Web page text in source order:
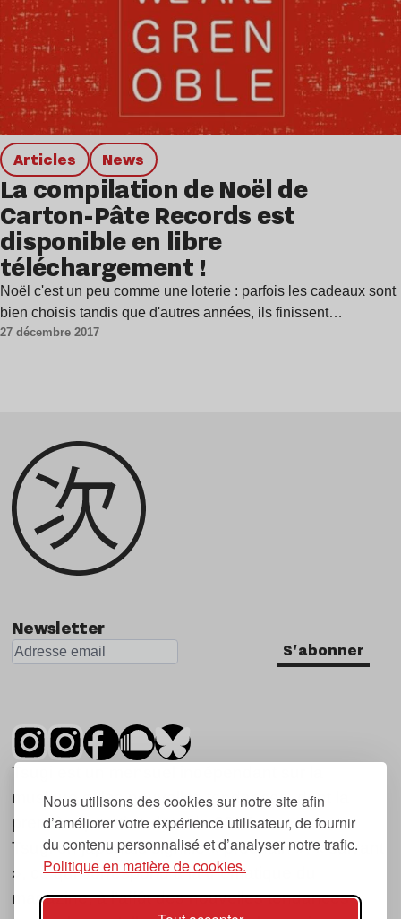
Nous utilisons des cookies sur notre site afin
d’améliorer votre expérience utilisateur, de fournir
du contenu personnalisé et d’analyser notre trafic.
Politique en matière de cookies.
Articles news
La compilation de Noël de
Carton-Pâte Records est
disponible en libre
téléchargement !
Noël c'est un peu comme une loterie : parfois les cadeaux sont
bien choisis tandis que d'autres années, ils finissent…
27 décembre 2017
Newsletter
S'abonner
Tsugi est un mensuel indépendant sur la
musique et les nouvelles tendances, dont la
première parution date de 2007.
Tsugi en japonais signifie « prochain », « suivant
», ce qui correspond à la thématique du
magazine, à l’affût des nouvelles tendances